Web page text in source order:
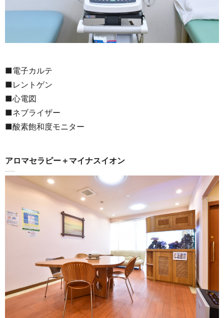
■電子カルテ
■レントゲン
■心電図
■ネブライザー
■酸素飽和度モニター
アロマセラピー＋マイナスイオン